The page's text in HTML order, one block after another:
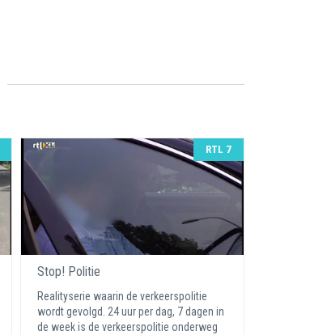
RTL 7
Stop! Politie
Realityserie waarin de verkeerspolitie
wordt gevolgd. 24 uur per dag, 7 dagen in
de week is de verkeerspolitie onderweg